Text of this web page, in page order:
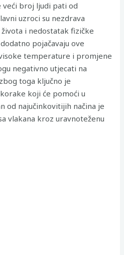
veći broj ljudi pati od
uzroci su nezdrava
i nedostatak fizičke
pojačavaju ove
temperature i promjene
negativno utjecati na
toga ključno je
koji će pomoći u
od najučinkovitijih načina je
vlakana kroz uravnoteženu